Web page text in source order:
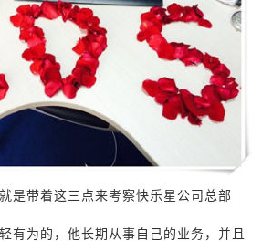
是带着这三点来考察快乐星公司总部
有为的，他长期从事自己的业务，并且